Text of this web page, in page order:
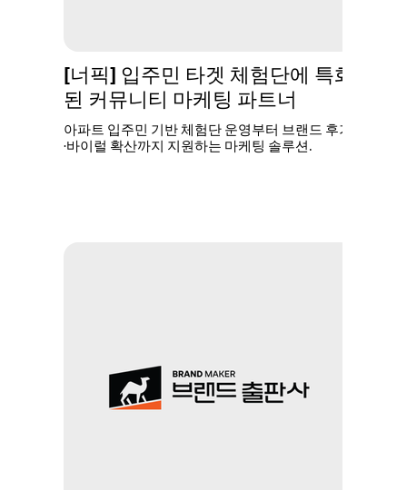
[너픽] 입주민 타겟 체험단에 특화
된 커뮤니티 마케팅 파트너
아파트 입주민 기반 체험단 운영부터 브랜드 후기
·바이럴 확산까지 지원하는 마케팅 솔루션.